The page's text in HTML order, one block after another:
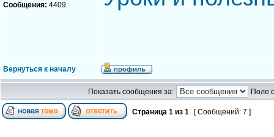
Сообщения: 4409
Вернуться к началу
Показать сообщения за: Поле
Страница 1 из 1 [ Сообщений: 7 ]